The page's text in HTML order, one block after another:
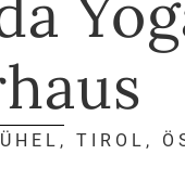
TIROL,